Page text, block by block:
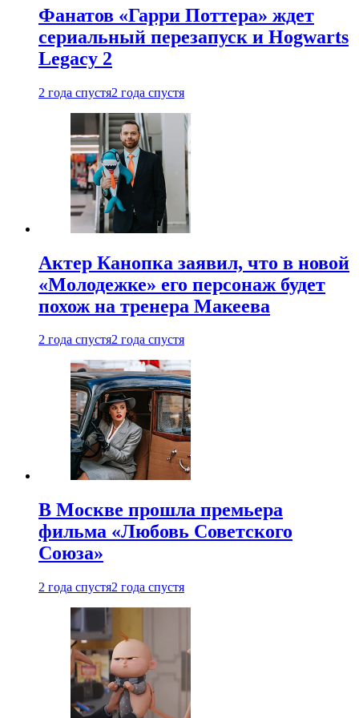
Фанатов «Гарри Поттера» ждет
сериальный перезапуск и Hogwarts
Legacy 2
2 года спустя2 года спустя
Актер Канопка заявил, что в новой
«Молодежке» его персонаж будет
похож на тренера Макеева
2 года спустя2 года спустя
В Москве прошла премьера
фильма «Любовь Советского
Союза»
2 года спустя2 года спустя